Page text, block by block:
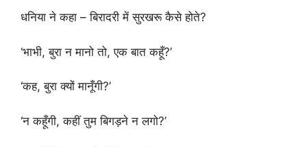
धनिया ने कहा – बिरादरी में सुरखरू कैसे होते?
‘भाभी, बुरा न मानो तो, एक बात कहूँ?’
‘कह, बुरा क्यों मानूँगी?’
‘न कहूँगी, कहीं तुम बिगड़ने न लगो?’